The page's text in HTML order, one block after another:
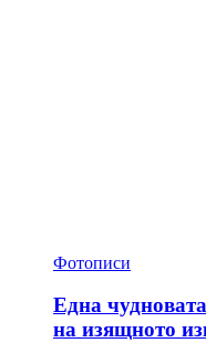
Фотописи
Една
на изящното